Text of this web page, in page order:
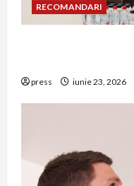
RECOMANDARI
press iunie 23, 2026